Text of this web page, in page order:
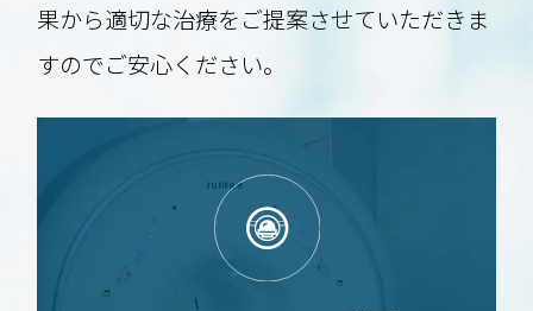
果から適切な治療をご提案させていただきま
すのでご安心ください。